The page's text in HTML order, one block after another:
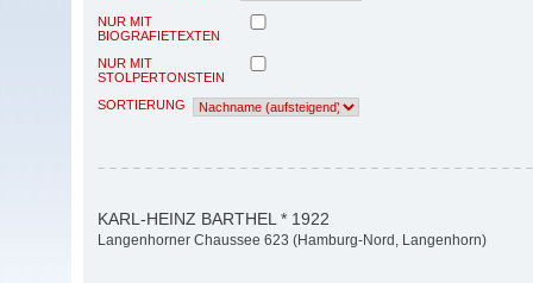
NUR MIT
BIOGRAFIETEXTEN
NUR MIT
STOLPERTONSTEIN
SORTIERUNG
KARL-HEINZ BARTHEL * 1922
Langenhorner Chaussee 623 (Hamburg-Nord, Langenhorn)